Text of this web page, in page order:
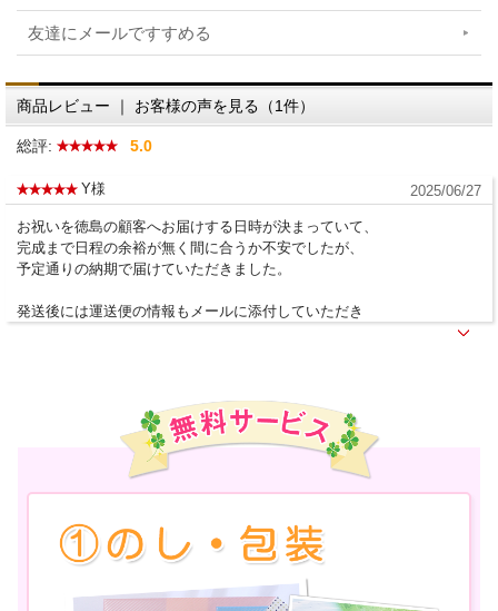
友達にメールですすめる
商品レビュー ｜ お客様の声を見る（1件）
総評: 5.0
Y様 2025/06/27
お祝いを徳島の顧客へお届けする日時が決まっていて、
完成まで日程の余裕が無く間に合うか不安でしたが、
予定通りの納期で届けていただきました。
発送後には運送便の情報もメールに添付していただき